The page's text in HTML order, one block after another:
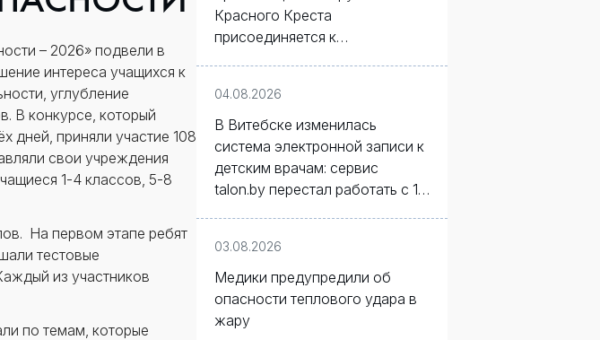
– 2026» подвели в
интереса учащихся к
углубление
В конкурсе, который
дней, приняли участие 108
свои учреждения
1-4 классов, 5-8
На первом этапе ребят
тестовые
из участников
по темам, которые
Красного Креста
присоединяется к
«Соберем детей в школу».
04.08.2026
В Витебске изменилась
система электронной записи к
детским врачам: сервис
talon.by перестал работать с 1
03.08.2026
Медики предупредили об
опасности теплового удара в
жару